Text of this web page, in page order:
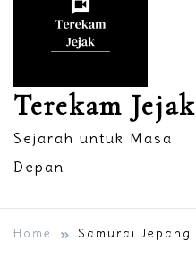
Terekam Jejak
Sejarah untuk Masa
Depan
Home Samurai Jepang